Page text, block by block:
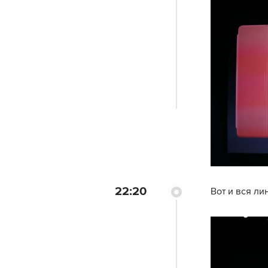
22:20 Вот и вся